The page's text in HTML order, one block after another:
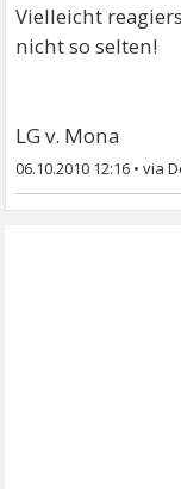
Vielleicht
nicht so selten!
LG v. Mona
06.10.2010 12:16 •